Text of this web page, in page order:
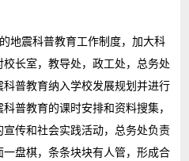
地震科普教育工作制度，加大科
长室，教导处，政工处，总务处
普教育纳入学校发展规划并进行
普教育的课时安排和资料搜集，
传和社会实践活动，总务处负责
盘棋，条条块块有人管，形成合